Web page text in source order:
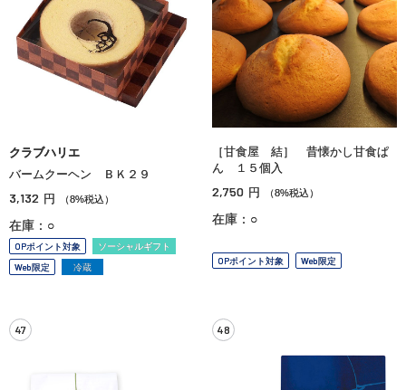
クラブハリエ
バームクーヘン ＢＫ２９
3,132 円 （8%税込）
在庫：○
OPポイント対象
ソーシャルギフト
Web限定
冷蔵
［甘食屋 結］ 昔懐かし甘食ぱ
ん １５個入
2,750 円 （8%税込）
在庫：○
OPポイント対象 Web限定
47 48